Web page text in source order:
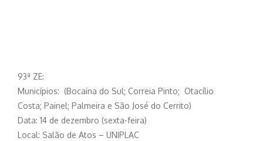
93ª ZE:
Municípios: (Bocaina do Sul; Correia Pinto; Otacílio
Costa; Painel; Palmeira e São José do Cerrito)
Data: 14 de dezembro (sexta-feira)
Local: Salão de Atos – UNIPLAC